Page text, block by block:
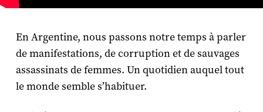
En Argentine, nous passons notre temps à parler
de manifestations, de corruption et de sauvages
assassinats de femmes. Un quotidien auquel tout
le monde semble s’habituer.